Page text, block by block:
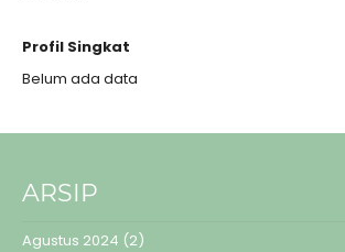
Profil Singkat
Belum ada data
ARSIP
Agustus 2024 (2)